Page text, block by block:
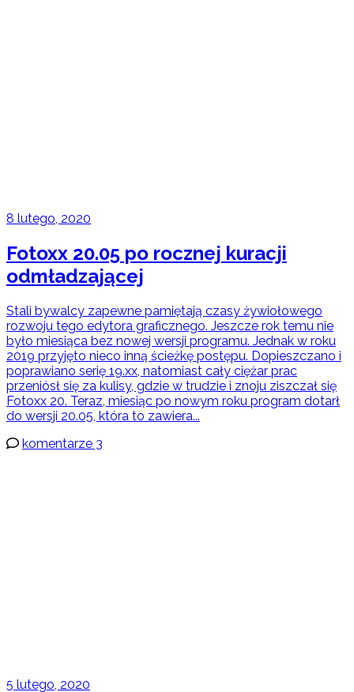
8 lutego, 2020
Fotoxx 20.05 po rocznej kuracji
odmładzającej
Stali bywalcy zapewne pamiętają czasy żywiołowego
rozwoju tego edytora graficznego. Jeszcze rok temu nie
było miesiąca bez nowej wersji programu. Jednak w roku
2019 przyjęto nieco inną ścieżkę postępu. Dopieszczano i
poprawiano serię 19.xx, natomiast cały ciężar prac
przeniósł się za kulisy, gdzie w trudzie i znoju ziszczał się
Fotoxx 20. Teraz, miesiąc po nowym roku program dotarł
do wersji 20.05, która to zawiera...
komentarze 3
5 lutego, 2020